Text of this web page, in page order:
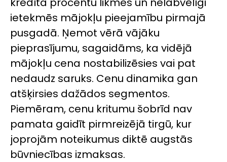
ietekmēs mājokļu pieejamību pirmajā
pusgadā. Ņemot vērā vājāku
pieprasījumu, sagaidāms, ka vidējā
mājokļu cena nostabilizēsies vai pat
nedaudz saruks. Cenu dinamika gan
atšķirsies dažādos segmentos.
Piemēram, cenu kritumu šobrīd nav
pamata gaidīt pirmreizējā tirgū, kur
joprojām noteikumus diktē augstās
būvniecības izmaksas.